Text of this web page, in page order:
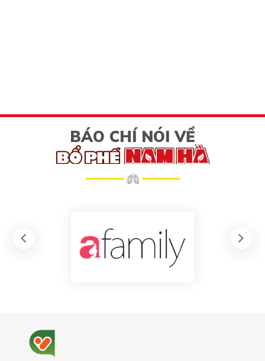
BÁO CHÍ NÓI VỀ